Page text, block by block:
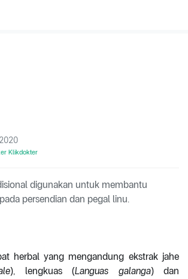
Klikdokter
digunakan untuk membantu
persendian dan pegal linu.
herbal yang mengandung ekstrak jahe
), lengkuas (Languas galanga) dan